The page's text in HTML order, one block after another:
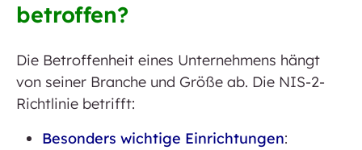
betroffen?
Die Betroffenheit eines Unternehmens hängt
von seiner Branche und Größe ab. Die NIS-2-
Richtlinie betrifft:
Besonders wichtige Einrichtungen: